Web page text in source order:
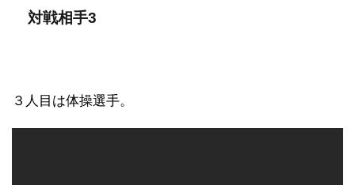
対戦相手3
３人目は体操選手。